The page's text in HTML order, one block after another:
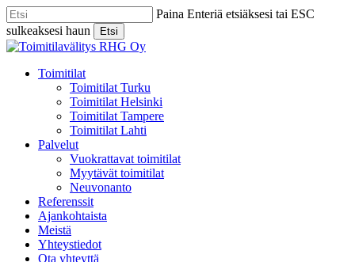
Skip
to
main
content
Paina Enteriä etsiäksesi tai ESC
sulkeaksesi haun
Etsi
Close
Menu
Toimitilat
Toimitilat Turku
Toimitilat Helsinki
Toimitilat Tampere
Toimitilat Lahti
Palvelut
Vuokrattavat toimitilat
Myytävät toimitilat
Neuvonanto
Referenssit
Ajankohtaista
Meistä
Yhteystiedot
Ota yhteyttä